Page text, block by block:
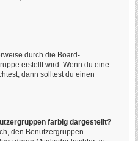
durch die Board-
erstellt wird. Wenn du eine
dann solltest du einen
farbig dargestellt?
den Benutzergruppen